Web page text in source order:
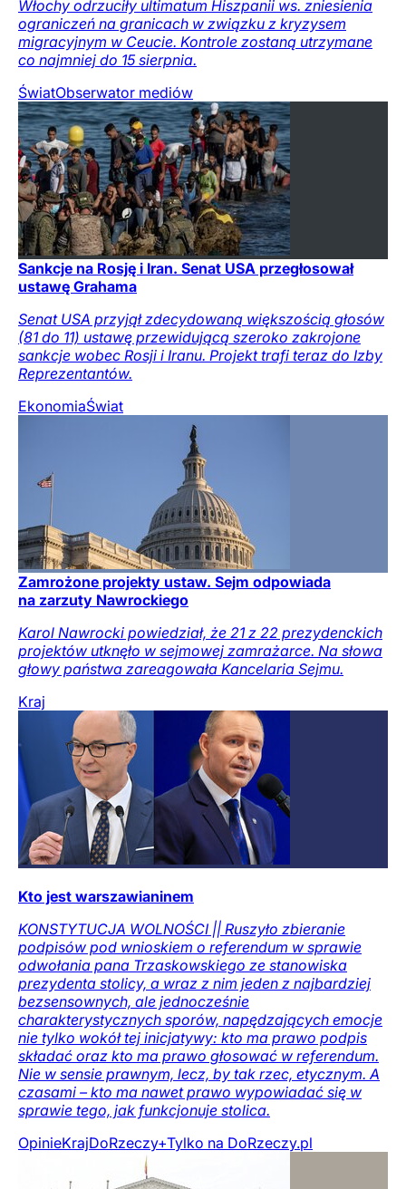
Włochy odrzuciły ultimatum Hiszpanii ws. zniesienia
ograniczeń na granicach w związku z kryzysem
migracyjnym w Ceucie. Kontrole zostaną utrzymane
co najmniej do 15 sierpnia.
ŚwiatObserwator mediów
Sankcje na Rosję i Iran. Senat USA przegłosował
ustawę Grahama
Senat USA przyjął zdecydowaną większością głosów
(81 do 11) ustawę przewidującą szeroko zakrojone
sankcje wobec Rosji i Iranu. Projekt trafi teraz do Izby
Reprezentantów.
EkonomiaŚwiat
Zamrożone projekty ustaw. Sejm odpowiada
na zarzuty Nawrockiego
Karol Nawrocki powiedział, że 21 z 22 prezydenckich
projektów utknęło w sejmowej zamrażarce. Na słowa
głowy państwa zareagowała Kancelaria Sejmu.
Kraj
Kto jest warszawianinem
KONSTYTUCJA WOLNOŚCI || Ruszyło zbieranie
podpisów pod wnioskiem o referendum w sprawie
odwołania pana Trzaskowskiego ze stanowiska
prezydenta stolicy, a wraz z nim jeden z najbardziej
bezsensownych, ale jednocześnie
charakterystycznych sporów, napędzających emocje
nie tylko wokół tej inicjatywy: kto ma prawo podpis
składać oraz kto ma prawo głosować w referendum.
Nie w sensie prawnym, lecz, by tak rzec, etycznym. A
czasami – kto ma nawet prawo wypowiadać się w
sprawie tego, jak funkcjonuje stolica.
OpinieKrajDoRzeczy+Tylko na DoRzeczy.pl